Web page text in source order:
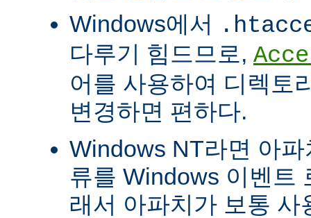
Windows에서
다루기 힘드므로,
어를 사용하여 디렉토
변경하면 편하다.
Windows NT라면 아
류를 Windows 이벤트
래서 아파치가 보통